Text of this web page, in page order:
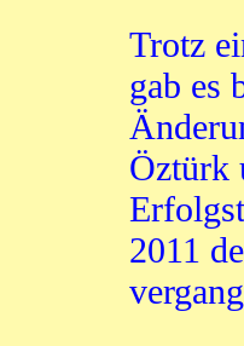
Trotz
gab es
Öztürk
2011